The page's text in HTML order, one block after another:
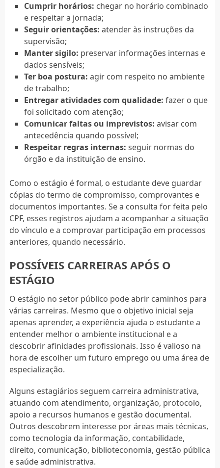
Cumprir horários: chegar no horário combinado
e respeitar a jornada;
Seguir orientações: atender às instruções da
supervisão;
Manter sigilo: preservar informações internas e
dados sensíveis;
Ter boa postura: agir com respeito no ambiente
de trabalho;
Entregar atividades com qualidade: fazer o que
foi solicitado com atenção;
Comunicar faltas ou imprevistos: avisar com
antecedência quando possível;
Respeitar regras internas: seguir normas do
órgão e da instituição de ensino.
Como o estágio é formal, o estudante deve guardar
cópias do termo de compromisso, comprovantes e
documentos importantes. Se a consulta for feita pelo
CPF, esses registros ajudam a acompanhar a situação
do vínculo e a comprovar participação em processos
anteriores, quando necessário.
POSSÍVEIS CARREIRAS APÓS O
ESTÁGIO
O estágio no setor público pode abrir caminhos para
várias carreiras. Mesmo que o objetivo inicial seja
apenas aprender, a experiência ajuda o estudante a
entender melhor o ambiente institucional e a
descobrir afinidades profissionais. Isso é valioso na
hora de escolher um futuro emprego ou uma área de
especialização.
Alguns estagiários seguem carreira administrativa,
atuando com atendimento, organização, protocolo,
apoio a recursos humanos e gestão documental.
Outros descobrem interesse por áreas mais técnicas,
como tecnologia da informação, contabilidade,
direito, comunicação, biblioteconomia, gestão pública
e saúde administrativa.